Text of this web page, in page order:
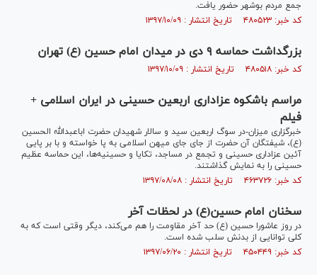
جمع مردم بوشهر حضور یافت.
کد خبر: ۴۸۰۵۲۳ تاریخ انتشار : ۱۳۹۷/۱۰/۰۹
بزرگداشت حماسه ۹ دی در میدان امام حسین (ع) تهران
کد خبر: ۴۸۰۵۱۸ تاریخ انتشار : ۱۳۹۷/۱۰/۰۹
مراسم باشکوه عزاداری اربعین حسینی در ایران اسلامی +
فیلم
خبرگزاری میزان-در سوگ اربعین سید و سالار شهیدان حضرت اباعبدالله الحسین
(ع)، شیفتگان آن حضرت از جای جای میهن اسلامی به پا خواسته و با بر پایی
آئین عزاداری حسینی و تجمع در مساجد، تکایا و حسینیه‌ها، این حماسه عظیم
حسینی را به نمایش گذاشتند.
کد خبر: ۴۶۳۷۲۶ تاریخ انتشار : ۱۳۹۷/۰۸/۰۸
سخنان امام حسین(ع) در لحظات آخر
در روز عاشورا حسین (ع) حد آخر مقاومت را هم می‌کند، دیگر وقتی است که به
کلی توانایی از بدنش سلب شده است.
کد خبر: ۴۵۰۴۴۹ تاریخ انتشار : ۱۳۹۷/۰۶/۲۰